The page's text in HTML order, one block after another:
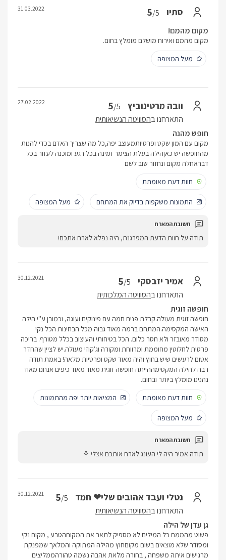
סתיו 5/5
31.03.2022
מקום מהמם!
מקום מהמם ואירוח מושלם מומלץ בחום.
מעל המצופה
וובה מרטינוביץ 5/5
התארחנו בהסוויטה הנשיאותית
27.02.2022
חופש מהנה
מקום עם המון שקט ופרטיותמעוצב יפה,כל מה שצריך האדם בכדי להנות
מהחופשה יש כאןהילה בעלת הצימר זמינה בכל רגע ומוכנה לעזור בכל
דבראחלה מקום ונחזור שוב לשם
חוות דעת מאומתת
התמונות משקפות בדיוק את המתחם מעל המצופה
תודה על חוות הדעת המפרגנת, היה נפלא לארח אתכם!
אמיר יזבסקי 5/5
התארחנו בהסוויטה המלכותית
30.12.2021
חופשה זוגית
חופשה זוגית מעולה.קבלת פנים חמה עם פינוקים ועוגה, וכמובן ע''י הילה
האישה המקסימה.המתחם ברמה מאוד גבוה מכל הבחינות הכל נקי
מסודר מאובזר ולא חסר כלום. הכל בטיחותי והעיצוב בכלל מטורף. בריכה
פרטית לחלוטין מחוממת ומרווחת ומקורה וג'קוזי מעולה.יש לציין שהחדר
אטום לרעשים שיש בחוץ והיה מאוד שקט ופרטיות מלאה! באמת תודה
רבה להילה המקסימההייתה חופשה זוגית מאוד מאוד כיפים אנחנו מאוד
נהנינו מומלץ ביותר ובחום.
חוות דעת מאומתת
המציאות יותר יפה מהתמונות
מעל המצופה
תודה אמיר היה לי העונג לארח אותכם אצלי ⚘
נטלי ועבד אהובים שלי❤ חמד 5/5
התארחנו בהסוויטה הנשיאותית
30.12.2021
גן עדן של הילה
פשוט מהממם כל המילים לא מספיק לתאר את המקוםהטבע , מקום נקי
ומסודר שלא מוצאים בשום מקוםחוץ מהילה המתוקה והמלאך שמפנקת
מרגישים איתה משפחה , בחורה מלאת אהבה נשמה טהורהממליצים